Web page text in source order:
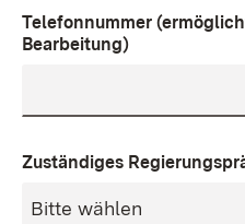
Telefonnummer
Bearbeitung)
Zuständiges